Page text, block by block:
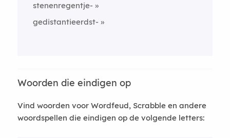
stenenregentje-
gedistantieerdst-
Woorden die eindigen op
Vind woorden voor Wordfeud, Scrabble en andere
woordspellen die eindigen op de volgende letters: